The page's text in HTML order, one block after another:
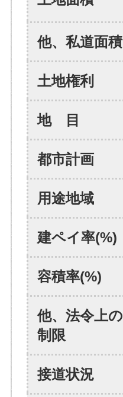
他、私道面積
土地権利
地 目
都市計画
用途地域
建ペイ率(%)
容積率(%)
他、法令上の
制限
接道状況